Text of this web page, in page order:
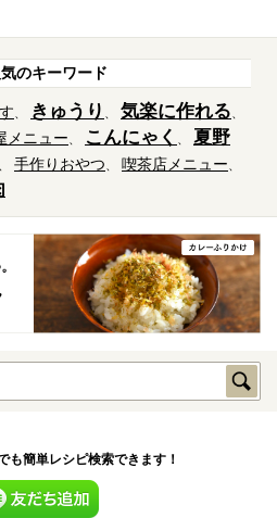
気のキーワード
きゅうり 気楽に作れる
メニュー こんにゃく
夏野
手作りおやつ
喫茶店メニュー
も簡単レシピ検索できます！